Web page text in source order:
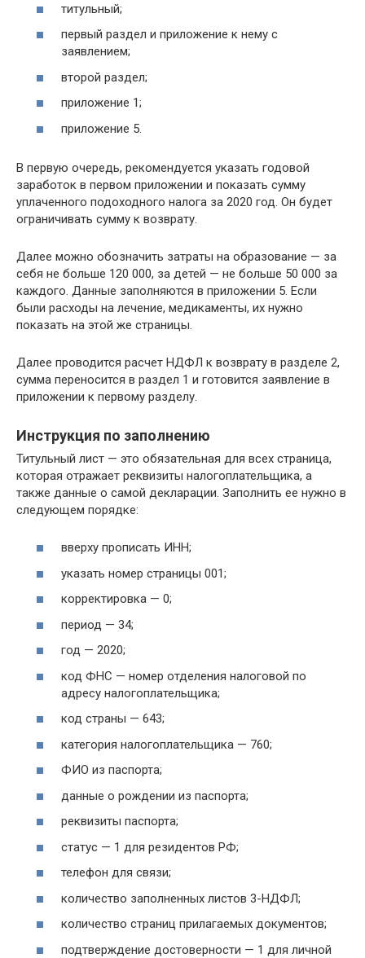
титульный;
первый раздел и приложение к нему с
заявлением;
второй раздел;
приложение 1;
приложение 5.
В первую очередь, рекомендуется указать годовой
заработок в первом приложении и показать сумму
уплаченного подоходного налога за 2020 год. Он будет
ограничивать сумму к возврату.
Далее можно обозначить затраты на образование — за
себя не больше 120 000, за детей — не больше 50 000 за
каждого. Данные заполняются в приложении 5. Если
были расходы на лечение, медикаменты, их нужно
показать на этой же страницы.
Далее проводится расчет НДФЛ к возврату в разделе 2,
сумма переносится в раздел 1 и готовится заявление в
приложении к первому разделу.
Инструкция по заполнению
Титульный лист — это обязательная для всех страница,
которая отражает реквизиты налогоплательщика, а
также данные о самой декларации. Заполнить ее нужно в
следующем порядке:
вверху прописать ИНН;
указать номер страницы 001;
корректировка — 0;
период — 34;
год — 2020;
код ФНС — номер отделения налоговой по
адресу налогоплательщика;
код страны — 643;
категория налогоплательщика — 760;
ФИО из паспорта;
данные о рождении из паспорта;
реквизиты паспорта;
статус — 1 для резидентов РФ;
телефон для связи;
количество заполненных листов 3-НДФЛ;
количество страниц прилагаемых документов;
подтверждение достоверности — 1 для личной